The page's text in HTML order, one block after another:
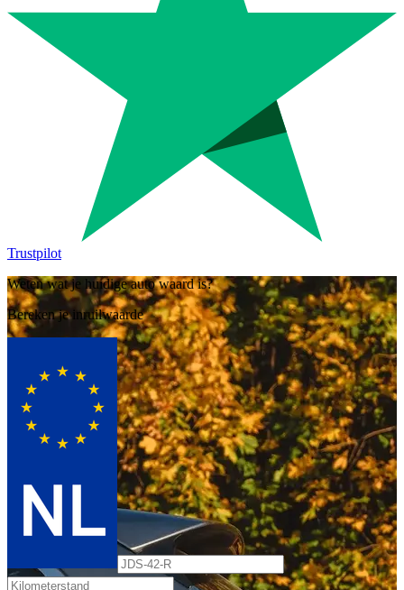
Trustpilot
Weten wat je huidige auto waard is?
Bereken je inruilwaarde